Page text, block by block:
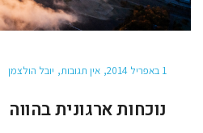
1 באפריל 2014 אין תגובות יובל הולצמן
נוכחות ארגונית בהווה